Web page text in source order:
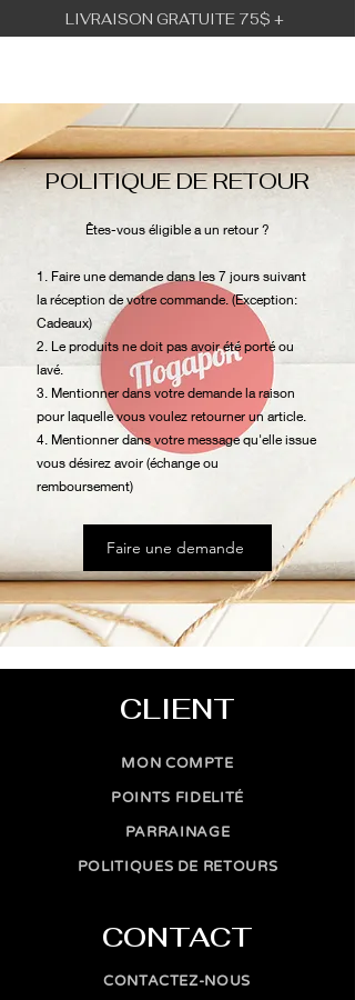
LIVRAISON GRATUITE 75$ +
POLITIQUE DE RETOUR
Êtes-vous éligible a un retour ?
1. Faire une demande dans les 7 jours suivant
la réception de votre commande. (Exception:
Cadeaux)
2. Le produits ne doit pas avoir été porté ou
lavé.
3. Mentionner dans votre demande la raison
pour laquelle vous voulez retourner un article.
4. Mentionner dans votre message qu'elle issue
vous désirez avoir (échange ou
remboursement)
Faire une demande
CLIENT
MON COMPTE
POINTS FIDELITÉ
PARRAINAGE
POLITIQUES DE RETOURS
CONTACT
CONTACTEZ-NOUS